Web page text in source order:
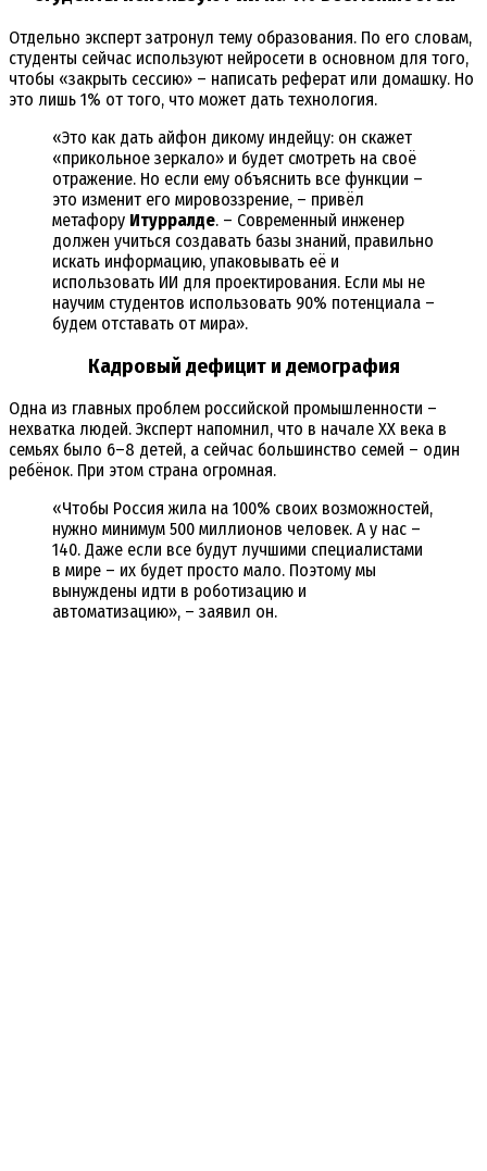
Отдельно эксперт затронул тему образования. По его словам,
студенты сейчас используют нейросети в основном для того,
чтобы «закрыть сессию» – написать реферат или домашку. Но
это лишь 1% от того, что может дать технология.
«Это как дать айфон дикому индейцу: он скажет
«прикольное зеркало» и будет смотреть на своё
отражение. Но если ему объяснить все функции –
это изменит его мировоззрение, – привёл
метафору Итурралде. – Современный инженер
должен учиться создавать базы знаний, правильно
искать информацию, упаковывать её и
использовать ИИ для проектирования. Если мы не
научим студентов использовать 90% потенциала –
будем отставать от мира».
Кадровый дефицит и демография
Одна из главных проблем российской промышленности –
нехватка людей. Эксперт напомнил, что в начале XX века в
семьях было 6–8 детей, а сейчас большинство семей – один
ребёнок. При этом страна огромная.
«Чтобы Россия жила на 100% своих возможностей,
нужно минимум 500 миллионов человек. А у нас –
140. Даже если все будут лучшими специалистами
в мире – их будет просто мало. Поэтому мы
вынуждены идти в роботизацию и
автоматизацию», – заявил он.